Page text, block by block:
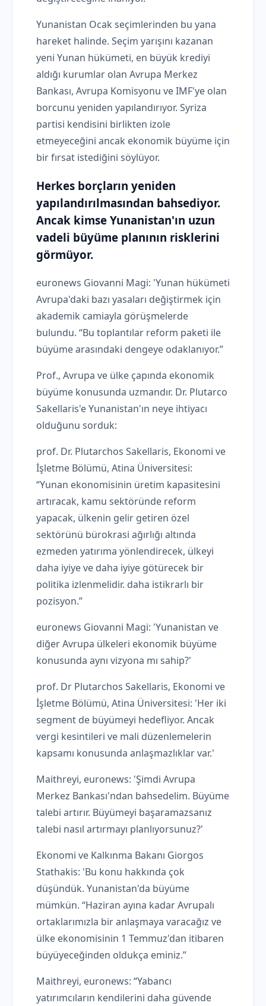
Yunanistan Ocak seçimlerinden bu yana
hareket halinde. Seçim yarışını kazanan
yeni Yunan hükümeti, en büyük krediyi
aldığı kurumlar olan Avrupa Merkez
Bankası, Avrupa Komisyonu ve IMF'ye olan
borcunu yeniden yapılandırıyor. Syriza
partisi kendisini birlikten izole
etmeyeceğini ancak ekonomik büyüme için
bir fırsat istediğini söylüyor.
Herkes borçların yeniden
yapılandırılmasından bahsediyor.
Ancak kimse Yunanistan'ın uzun
vadeli büyüme planının risklerini
görmüyor.
euronews Giovanni Magi: 'Yunan hükümeti
Avrupa'daki bazı yasaları değiştirmek için
akademik camiayla görüşmelerde
bulundu. “Bu toplantılar reform paketi ile
büyüme arasındaki dengeye odaklanıyor.”
Prof., Avrupa ve ülke çapında ekonomik
büyüme konusunda uzmandır. Dr. Plutarco
Sakellaris'e Yunanistan'ın neye ihtiyacı
olduğunu sorduk:
prof. Dr. Plutarchos Sakellaris, Ekonomi ve
İşletme Bölümü, Atina Üniversitesi:
“Yunan ekonomisinin üretim kapasitesini
artıracak, kamu sektöründe reform
yapacak, ülkenin gelir getiren özel
sektörünü bürokrasi ağırlığı altında
ezmeden yatırıma yönlendirecek, ülkeyi
daha iyiye ve daha iyiye götürecek bir
politika izlenmelidir. daha istikrarlı bir
pozisyon.”
euronews Giovanni Magi: 'Yunanistan ve
diğer Avrupa ülkeleri ekonomik büyüme
konusunda aynı vizyona mı sahip?'
prof. Dr Plutarchos Sakellaris, Ekonomi ve
İşletme Bölümü, Atina Üniversitesi: 'Her iki
segment de büyümeyi hedefliyor. Ancak
vergi kesintileri ve mali düzenlemelerin
kapsamı konusunda anlaşmazlıklar var.'
Maithreyi, euronews: 'Şimdi Avrupa
Merkez Bankası'ndan bahsedelim. Büyüme
talebi artırır. Büyümeyi başaramazsanız
talebi nasıl artırmayı planlıyorsunuz?'
Ekonomi ve Kalkınma Bakanı Giorgos
Stathakis: 'Bu konu hakkında çok
düşündük. Yunanistan'da büyüme
mümkün. “Haziran ayına kadar Avrupalı ​​
ortaklarımızla bir anlaşmaya varacağız ve
ülke ekonomisinin 1 Temmuz'dan itibaren
büyüyeceğinden oldukça eminiz.”
Maithreyi, euronews: “Yabancı
yatırımcıların kendilerini daha güvende